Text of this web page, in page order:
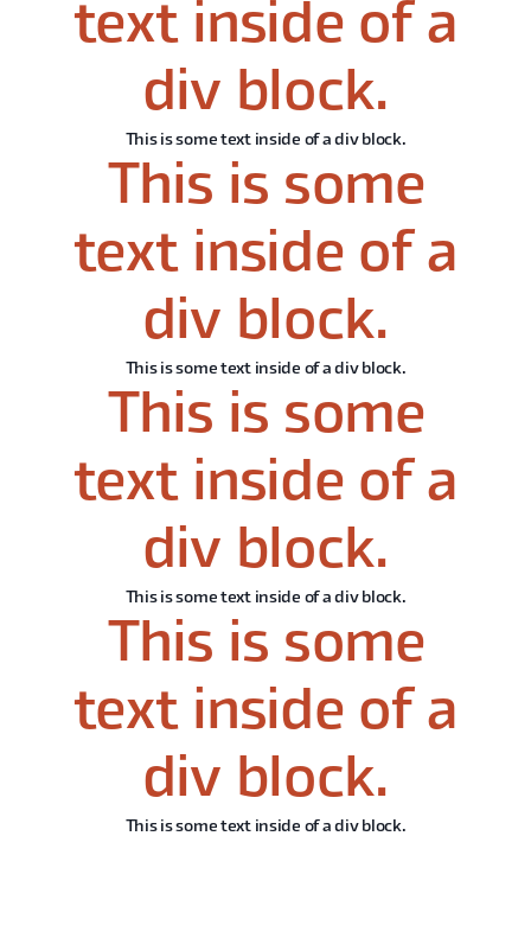
text inside of a
div block.
This is some text inside of a div block.
This is some
text inside of a
div block.
This is some text inside of a div block.
This is some
text inside of a
div block.
This is some text inside of a div block.
This is some
text inside of a
div block.
This is some text inside of a div block.